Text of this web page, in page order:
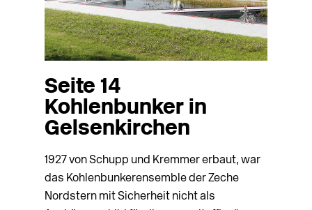
Seite 14
Kohlenbunker in
Gelsenkirchen
1927 von Schupp und Kremmer erbaut, war
das Kohlenbunkerensemble der Zeche
Nordstern mit Sicherheit nicht als